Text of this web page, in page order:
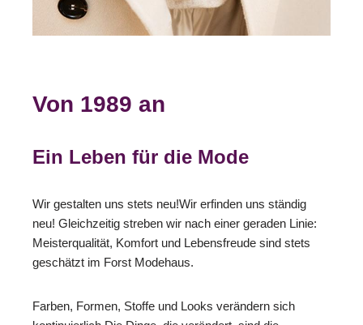
Von 1989 an
Ein Leben für die Mode
Wir gestalten uns stets neu!Wir erfinden uns ständig
neu! Gleichzeitig streben wir nach einer geraden Linie:
Meisterqualität, Komfort und Lebensfreude sind stets
geschätzt im Forst Modehaus.
Farben, Formen, Stoffe und Looks verändern sich